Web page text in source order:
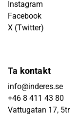
Instagram
Facebook
X (Twitter)
Ta kontakt
info@inderes.se
+46 8 411 43 80
Vattugatan 17, 5tr